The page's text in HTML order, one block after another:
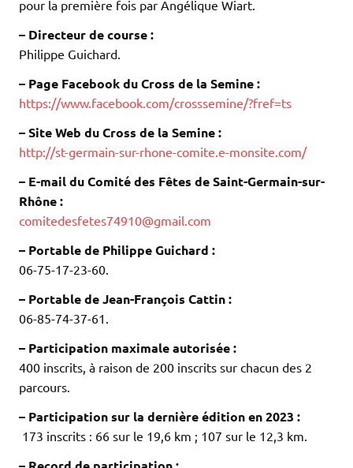
pour la première fois par Angélique Wiart.
– Directeur de course :
Philippe Guichard.
– Page Facebook du Cross de la Semine :
https://www.facebook.com/crosssemine/?fref=ts
– Site Web du Cross de la Semine :
http://st-germain-sur-rhone-comite.e-monsite.com/
– E-mail du Comité des Fêtes de Saint-Germain-sur-
Rhône :
comitedesfetes74910@gmail.com
– Portable de Philippe Guichard :
06-75-17-23-60.
– Portable de Jean-François Cattin :
06-85-74-37-61.
– Participation maximale autorisée :
400 inscrits, à raison de 200 inscrits sur chacun des 2
parcours.
– Participation sur la dernière édition en 2023 :
173 inscrits : 66 sur le 19,6 km ; 107 sur le 12,3 km.